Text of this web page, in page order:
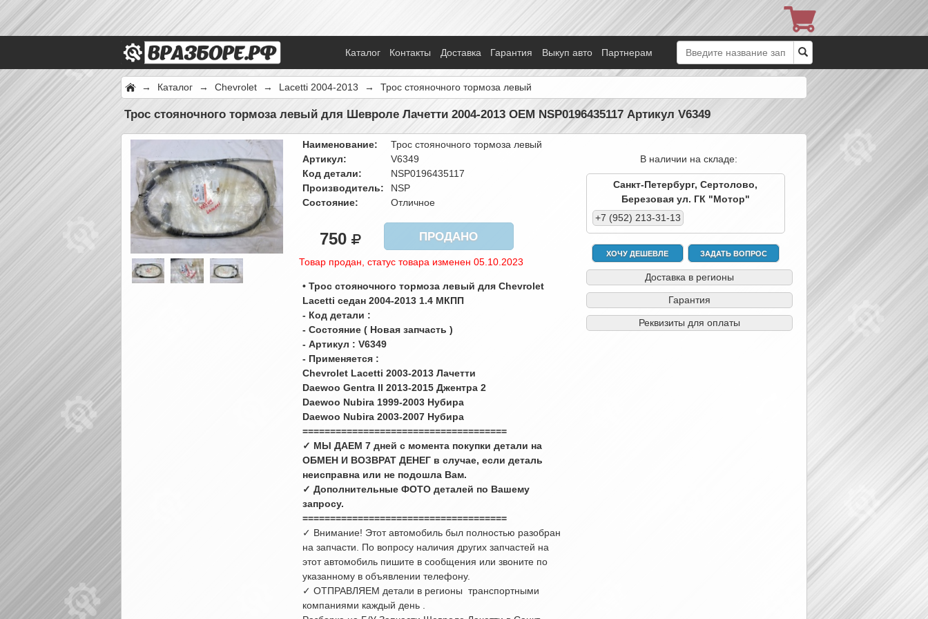
Каталог Контакты Доставка Гарантия Выкуп авто Партнерам
→ Каталог → Chevrolet → Lacetti 2004-2013 → Трос стояночного тормоза левый
Трос стояночного тормоза левый для Шевроле Лачетти 2004-2013 OEM NSP0196435117 Артикул V6349
Наименование:
Трос стояночного тормоза левый
Артикул:
V6349
Код детали:
NSP0196435117
Производитель:
NSP
Состояние:
Отличное
750 ПРОДАНО
Товар продан, статус товара изменен 05.10.2023
• Трос стояночного тормоза левый для Chevrolet
Lacetti седан 2004-2013 1.4 МКПП
- Код детали :
- Состояние ( Новая запчасть )
- Артикул : V6349
- Применяется :
Chevrolet Lacetti 2003-2013 Лачетти
Daewoo Gentra II 2013-2015 Джентра 2
Daewoo Nubira 1999-2003 Нубира
Daewoo Nubira 2003-2007 Нубира
=====================================
✓ МЫ ДАЕМ 7 дней с момента покупки детали на
ОБМЕН И ВОЗВРАТ ДЕНЕГ в случае, если деталь
неисправна или не подошла Вам.
✓ Дополнительные ФОТО деталей по Вашему
запросу.
=====================================
✓ Внимание! Этот автомобиль был полностью разобран
на запчасти. По вопросу наличия других запчастей на
этот автомобиль пишите в сообщения или звоните по
указанному в объявлении телефону.
✓ ОТПРАВЛЯЕМ детали в регионы транспортными
компаниями каждый день .
В наличии на складе:
Санкт-Петербург, Сертолово,
Березовая ул. ГК "Мотор"
+7 (952) 213-31-13
ХОЧУ ДЕШЕВЛЕ ЗАДАТЬ ВОПРОС
Доставка в регионы
Гарантия
Реквизиты для оплаты